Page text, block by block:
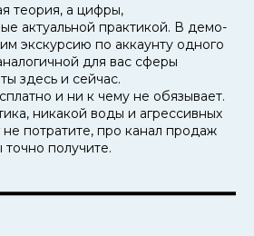
теория, а цифры,
актуальной практикой. В демо-
экскурсию по аккаунту одного
для вас сферы
здесь и сейчас.
и ни к чему не обязывает.
никакой воды и агрессивных
потратите, про канал продаж
получите.